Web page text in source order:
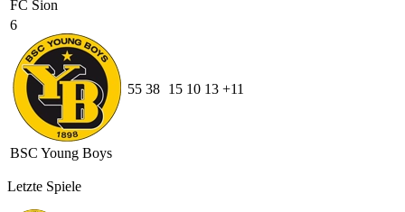
FC Sion
6
BSC Young Boys
55 38 15 10 13 +11
Letzte Spiele